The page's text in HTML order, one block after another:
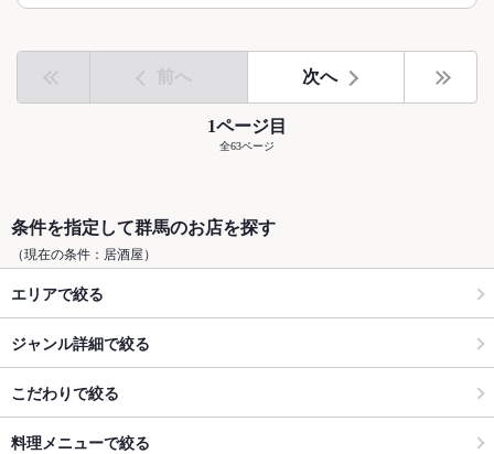
前へ 次へ
1ページ目
全63ページ
条件を指定して群馬のお店を探す
（現在の条件：居酒屋）
エリアで絞る
ジャンル詳細で絞る
こだわりで絞る
料理メニューで絞る